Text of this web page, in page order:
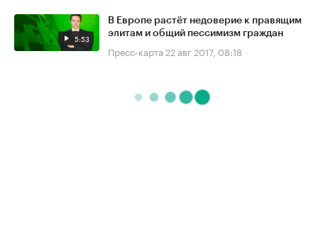
5:53
В Европе растёт недоверие к правящим
элитам и общий пессимизм граждан
Пресс-карта 22 авг 2017, 08:18